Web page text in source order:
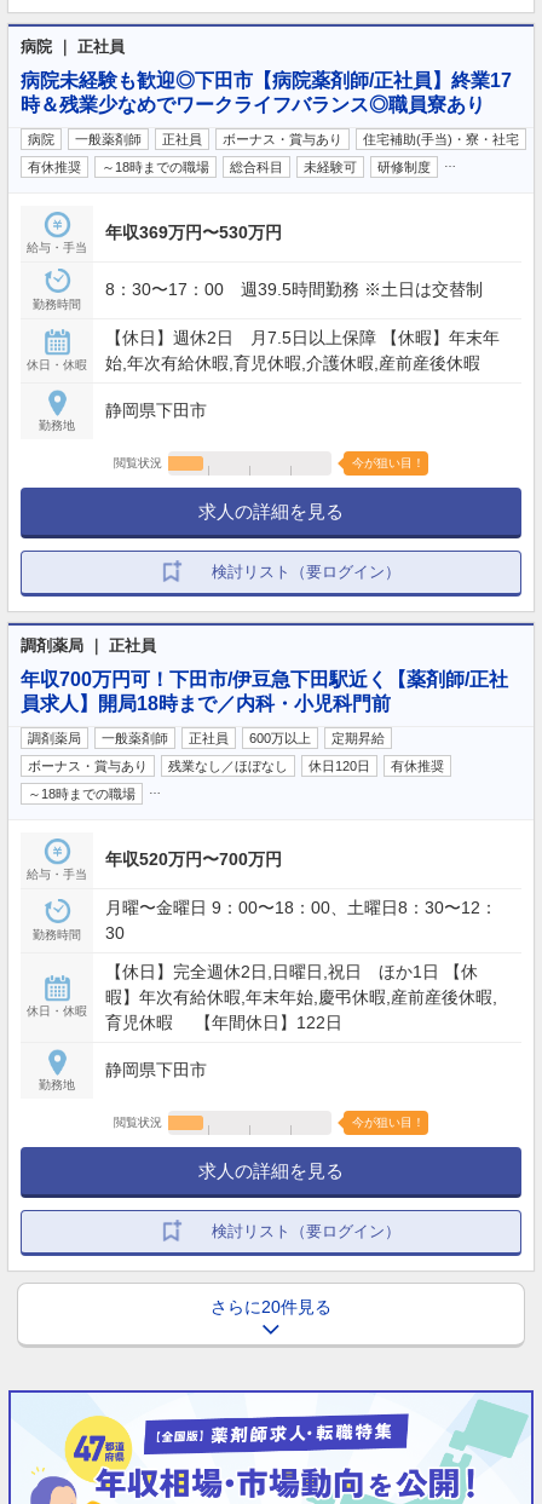
病院 ｜ 正社員
病院未経験も歓迎◎下田市【病院薬剤師/正社員】終業17
時＆残業少なめでワークライフバランス◎職員寮あり
病院 一般薬剤師 正社員 ボーナス・賞与あり
住宅補助(手当)・寮・社宅
有休推奨
～18時までの職場 総合科目 未経験可 研修制度
給与・手当
年収369万円〜530万円
勤務時間
8：30〜17：00 週39.5時間勤務 ※土日は交替制
休日・休暇
【休日】週休2日 月7.5日以上保障 【休暇】年末年
始,年次有給休暇,育児休暇,介護休暇,産前産後休暇
勤務地
静岡県下田市
閲覧状況 今が狙い目！
求人の詳細を見る
検討リスト（要ログイン）
調剤薬局 ｜ 正社員
年収700万円可！下田市/伊豆急下田駅近く【薬剤師/正社
員求人】開局18時まで／内科・小児科門前
調剤薬局 一般薬剤師 正社員 600万以上
定期昇給
ボーナス・賞与あり
残業なし／ほぼなし 休日120日
有休推奨
～18時までの職場
給与・手当
年収520万円〜700万円
勤務時間
月曜〜金曜日 9：00〜18：00、土曜日8：30〜12：
30
休日・休暇
【休日】完全週休2日,日曜日,祝日 ほか1日 【休
暇】年次有給休暇,年末年始,慶弔休暇,産前産後休暇,
育児休暇 【年間休日】122日
勤務地
静岡県下田市
閲覧状況 今が狙い目！
求人の詳細を見る
検討リスト（要ログイン）
さらに20件見る